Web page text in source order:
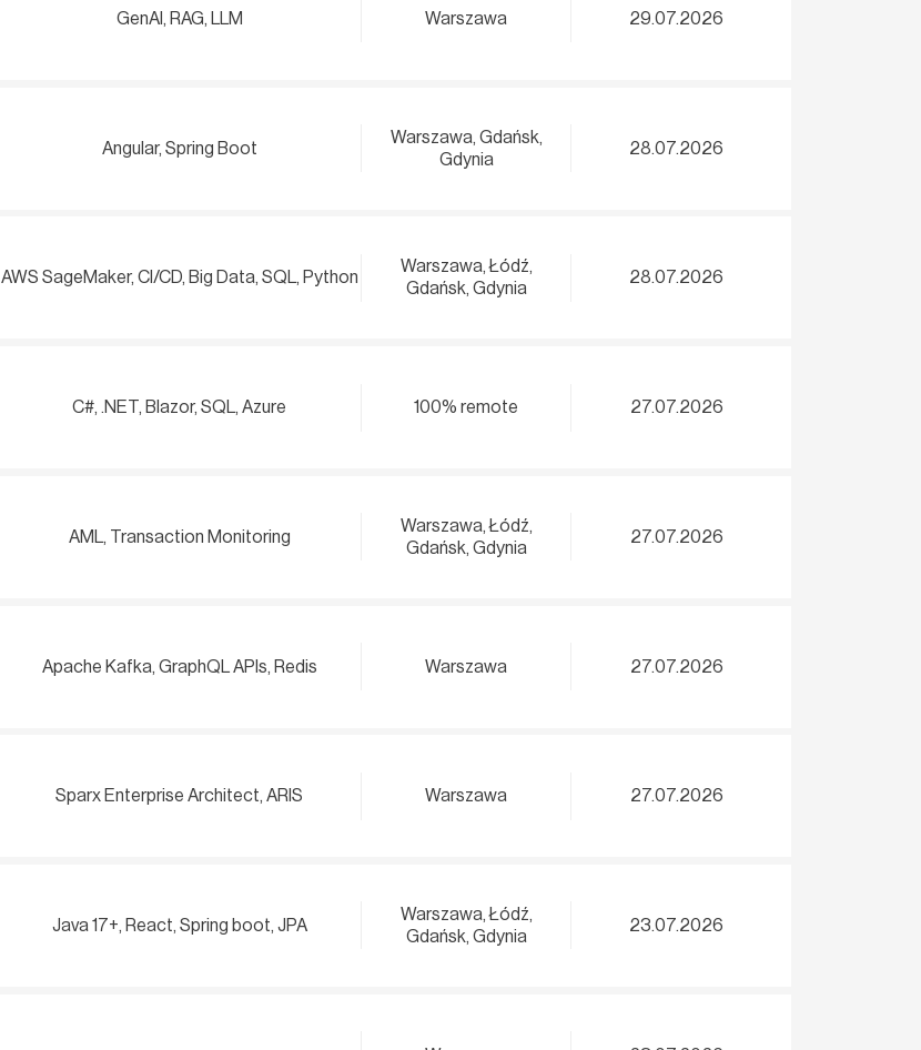
GenAI, RAG, LLM Warszawa 29.07.2026
Angular, Spring Boot
Warszawa, Gdańsk,
Gdynia
28.07.2026
AWS SageMaker, CI/CD, Big Data, SQL, Python
Warszawa, Łódź,
Gdańsk, Gdynia
28.07.2026
C#, .NET, Blazor, SQL, Azure 100% remote 27.07.2026
AML, Transaction Monitoring
Warszawa, Łódź,
Gdańsk, Gdynia
27.07.2026
Apache Kafka, GraphQL APIs, Redis Warszawa 27.07.2026
Sparx Enterprise Architect, ARIS Warszawa 27.07.2026
Java 17+, React, Spring boot, JPA
Warszawa, Łódź,
Gdańsk, Gdynia
23.07.2026